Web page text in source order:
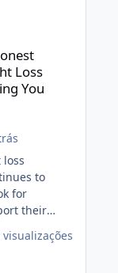
of This Weight Loss
Loss
You
to
for
their
gaining
visualizações